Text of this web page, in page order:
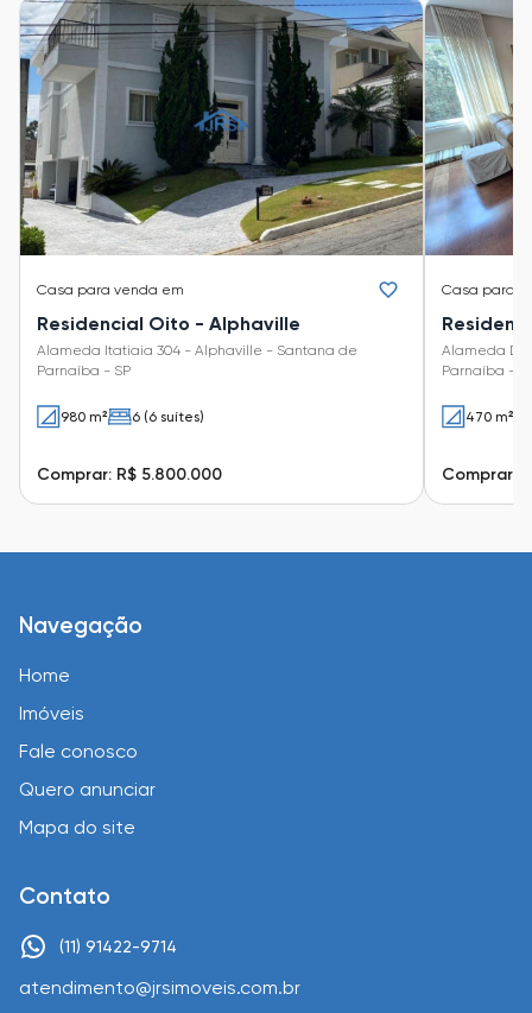
Casa para venda em
Residencial Oito - Alphaville
Alameda Itatiaia 304 - Alphaville - Santana de
Parnaíba - SP
980 m² 6 (6 suítes)
Comprar: R$ 5.800.000
Casa para
Alameda Dos Jatobás
Parnaíba -
470 m²
Comprar:
Navegação
Home
Imóveis
Fale conosco
Quero anunciar
Mapa do site
Contato
(11) 91422-9714
atendimento@jrsimoveis.com.br